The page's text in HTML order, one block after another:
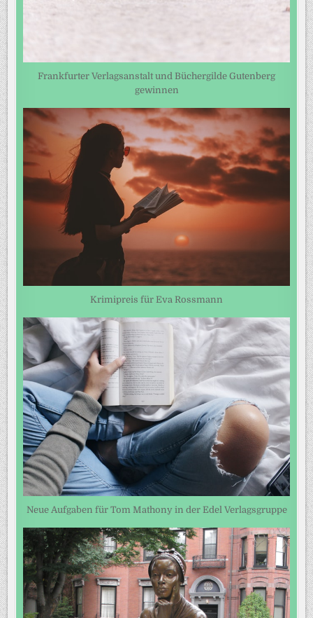
Frankfurter Verlagsanstalt und Büchergilde Gutenberg
gewinnen
Krimipreis für Eva Rossmann
Neue Aufgaben für Tom Mathony in der Edel Verlagsgruppe